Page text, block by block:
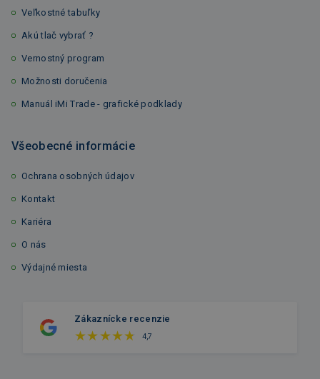
Veľkostné tabuľky
Akú tlač vybrať ?
Vernostný program
Možnosti doručenia
Manuál iMi Trade - grafické podklady
Všeobecné informácie
Ochrana osobných údajov
Kontakt
Kariéra
O nás
Výdajné miesta
Zákaznícke recenzie
4,7